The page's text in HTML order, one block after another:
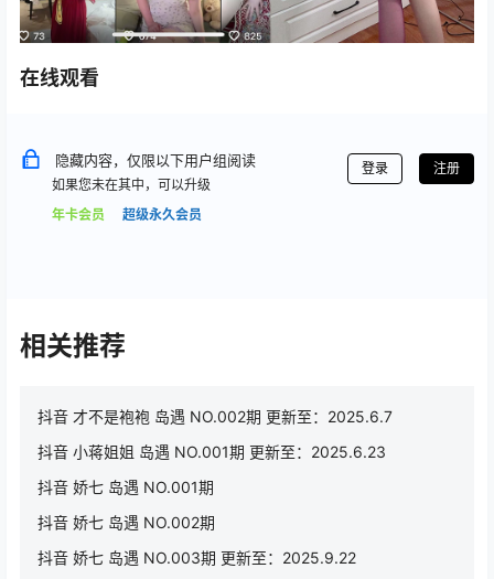
在线观看
隐藏内容，仅限以下用户组阅读
如果您未在其中，可以升级
年卡会员
超级永久会员
登录 注册
相关推荐
抖音 才不是袍袍 岛遇 NO.002期 更新至：2025.6.7
抖音 小蒋姐姐 岛遇 NO.001期 更新至：2025.6.23
抖音 娇七 岛遇 NO.001期
抖音 娇七 岛遇 NO.002期
抖音 娇七 岛遇 NO.003期 更新至：2025.9.22